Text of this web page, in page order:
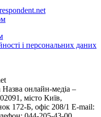
і персональних даних
онлайн-медіа –
місто Київ,
Б, офіс 208/1 E-mail: